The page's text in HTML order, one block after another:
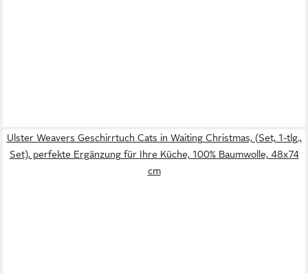
Ulster Weavers Geschirrtuch Cats in Waiting Christmas, (Set, 1-tlg.,
Set), perfekte Ergänzung für Ihre Küche, 100% Baumwolle, 48x74
cm